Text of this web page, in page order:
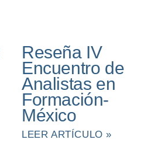
Reseña IV
Encuentro de
Analistas en
Formación-
México
LEER ARTÍCULO »